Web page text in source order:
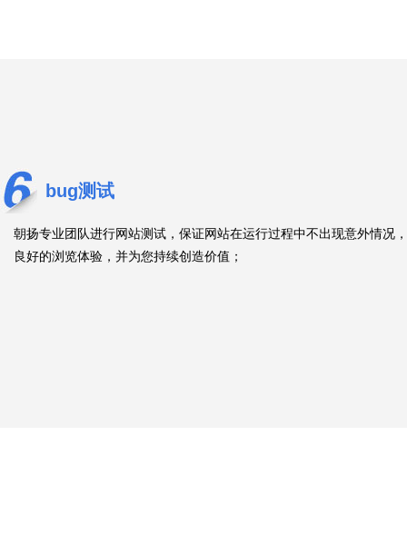
bug测试
朝扬专业团队进行网站测试，保证网站在运行过程中不出现意外情况
良好的浏览体验，并为您持续创造价值；